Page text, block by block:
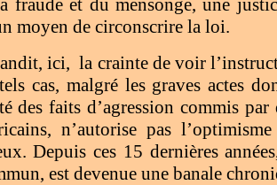
fraude et du mensonge, une
moyen de circonscrire la loi.
ici, la crainte de voir
cas, malgré les graves actes
des faits d’agression commis
n’autorise pas
Depuis ces 15 dernières
est devenue une banale